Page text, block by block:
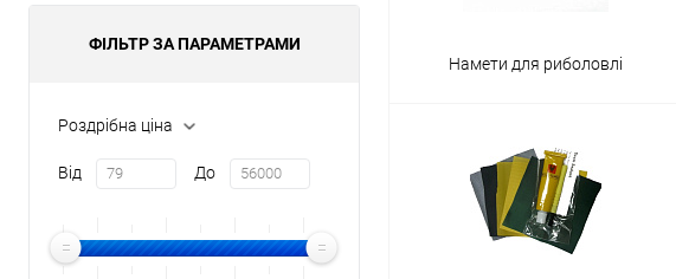
ФІЛЬТР ЗА ПАРАМЕТРАМИ
Роздрібна ціна
Від До
Намети для риболовлі